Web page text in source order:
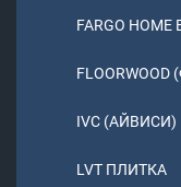
FARGO
IVC (АЙВИСИ)
LVT ПЛИТКА